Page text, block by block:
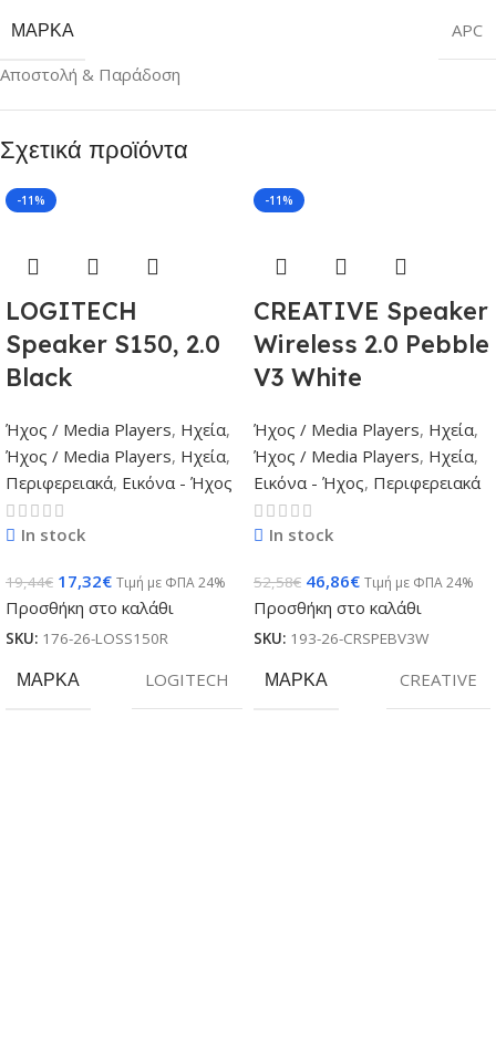
ΜΆΡΚΑ
APC
Αποστολή & Παράδοση
Σχετικά προϊόντα
-11%
LOGITECH
Speaker S150, 2.0
Black
Ήχος / Media Players, Ηχεία,
Ήχος / Media Players, Ηχεία,
Περιφερειακά, Εικόνα - Ήχος
In stock
19,44€ 17,32€ Τιμή με ΦΠΑ 24%
Προσθήκη στο καλάθι
SKU: 176-26-LOSS150R
ΜΆΡΚΑ LOGITECH
-11%
CREATIVE Speaker
Wireless 2.0 Pebble
V3 White
Ήχος / Media Players, Ηχεία,
Ήχος / Media Players, Ηχεία,
Εικόνα - Ήχος, Περιφερειακά
In stock
52,58€ 46,86€ Τιμή με ΦΠΑ 24%
Προσθήκη στο καλάθι
SKU: 193-26-CRSPEBV3W
ΜΆΡΚΑ CREATIVE